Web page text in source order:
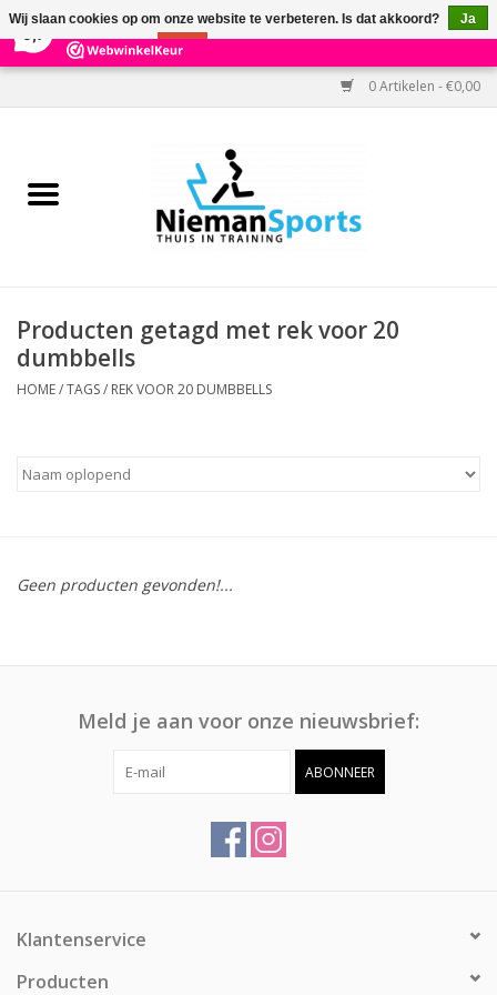
303 Reviews ×
0 Artikelen - €0,00
Home
Kracht
Kantoor & Medisch
Contact
Producten getagd met rek voor 20
dumbbells
HOME/TAGS/ REK VOOR 20 DUMBBELLS
Geen producten gevonden!...
Meld je aan voor onze nieuwsbrief:
ABONNEER
Klantenservice
Producten
Wij slaan cookies op om onze website te verbeteren. Is dat akkoord?
Ja
Nee